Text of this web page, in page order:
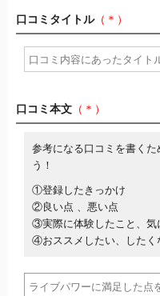
口コミタイトル（＊）
口コミ本文 （＊）
参考になる口コミを書く
う！
①登録したきっかけ
②良い点 、悪い点
③実際に体験したこと、気
④おススメしたい、したく